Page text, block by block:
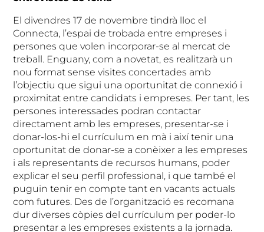
El divendres 17 de novembre tindrà lloc el
Connecta, l’espai de trobada entre empreses i
persones que volen incorporar-se al mercat de
treball. Enguany, com a novetat, es realitzarà un
nou format sense visites concertades amb
l’objectiu que sigui una oportunitat de connexió i
proximitat entre candidats i empreses. Per tant, les
persones interessades podran contactar
directament amb les empreses, presentar-se i
donar-los-hi el currículum en mà i així tenir una
oportunitat de donar-se a conèixer a les empreses
i als representants de recursos humans, poder
explicar el seu perfil professional, i que també el
puguin tenir en compte tant en vacants actuals
com futures. Des de l’organització es recomana
dur diverses còpies del currículum per poder-lo
presentar a les empreses existents a la jornada.